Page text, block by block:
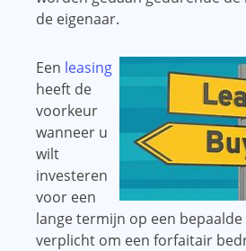
de eigenaar.
Een leasing
heeft de
voorkeur
wanneer u
wilt
investeren
voor een
lange termijn op een
verplicht om een ​​forfaitair